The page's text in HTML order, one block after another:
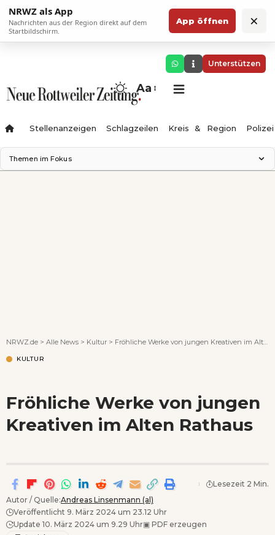
NRWZ als App
Nachrichten aus der Region direkt auf dem
Startbildschirm.
App öffnen ×
Unterstützen
Aa
Stellenanzeigen Schlagzeilen Kreis & Region Polizei
Themen im Fokus
NRWZ.de > Alle News > Kultur > Fröhliche Werke von jungen Kreativen im Alten Rathaus
KULTUR
Fröhliche Werke von jungen
Kreativen im Alten Rathaus
Autor / Quelle:Andreas Linsenmann (al)
Veröffentlicht 9. März 2024 um 23.12 Uhr
Update 10. März 2024 um 9.29 Uhr▣ PDF erzeugen
Lesezeit 2 Min.